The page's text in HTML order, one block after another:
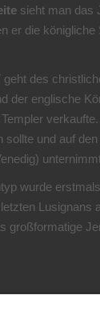
sieht man das
er die
geht des
der englische
sollte und auf
wurde
Lusignans
großformatige